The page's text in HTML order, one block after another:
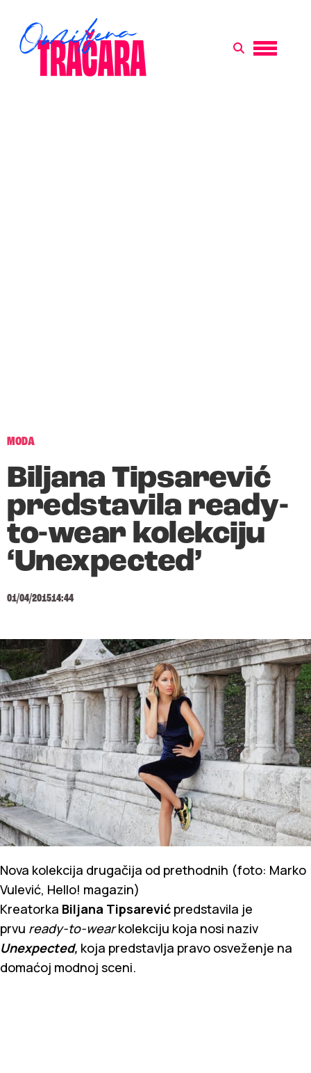
MODA
Biljana Tipsarević
predstavila ready-
to-wear kolekciju
‘Unexpected’
01/04/201514:44
Nova kolekcija drugačija od prethodnih (foto: Marko
Vulević, Hello! magazin)
Kreatorka Biljana Tipsarević predstavila je
prvu ready-to-wearkolekciju koja nosi naziv
Unexpected, koja predstavlja pravo osveženje na
domaćoj modnoj sceni.